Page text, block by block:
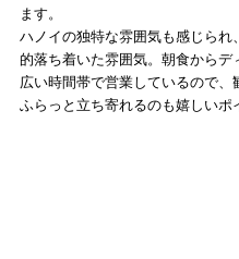
ます。
ハノイの独特な雰囲気も感じられ
的落ち着いた雰囲気。朝食からデ
広い時間帯で営業しているので、
ふらっと立ち寄れるのも嬉しいポ